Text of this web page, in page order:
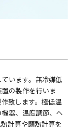
います。無冷媒低
の製作を行いま
致します。極低温
器、温度調節、ヘ
計算や顕熱計算を